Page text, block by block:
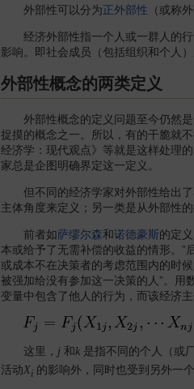
外部性可以分为正外部性 （或称
经济外部性指一个人或一群人的行
影响。即社会成员（包括组织和个人
外部性概念的两类定义
外部性概念的定义问题至今仍然是
捉摸的概念之一。所以，有的干脆就
经济学：现代观点》等就是这样处理
家总是企图明确界定这一定义。
但不同的经济学家对外部性给出了
主体角度来定义；另一类是从外部性的
前者如萨缪尔森和诺德豪斯的定
本或给予了无需补偿的收益的情形。”
或成本不在决策者的考虑范围内的时
被强加给没有参加这一决策的人”。用
变量中包含了他人的行为，而该经济
这里， j 和k 是指不同的个人（或
活动Xi 的影响外，同时也受到另外一